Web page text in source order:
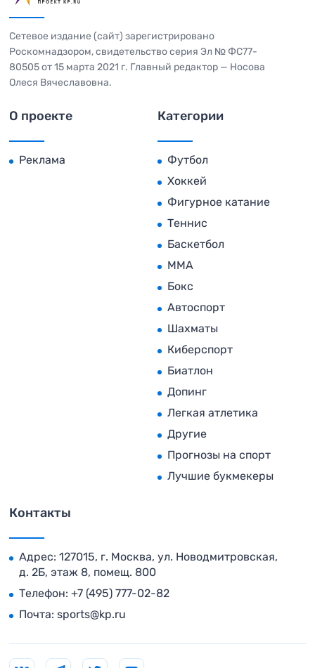
Сетевое издание (сайт) зарегистрировано
Роскомнадзором, свидетельство серия Эл № ФС77-
80505 от 15 марта 2021 г. Главный редактор — Носова
Олеся Вячеславовна.
О проекте
Реклама
Категории
Футбол
Хоккей
Фигурное катание
Теннис
Баскетбол
MMA
Бокс
Автоспорт
Шахматы
Киберспорт
Биатлон
Допинг
Легкая атлетика
Другие
Прогнозы на спорт
Лучшие букмекеры
Контакты
Адрес: 127015, г. Москва, ул. Новодмитровская,
д. 2Б, этаж 8, помещ. 800
Телефон: +7 (495) 777-02-82
Почта: sports@kp.ru